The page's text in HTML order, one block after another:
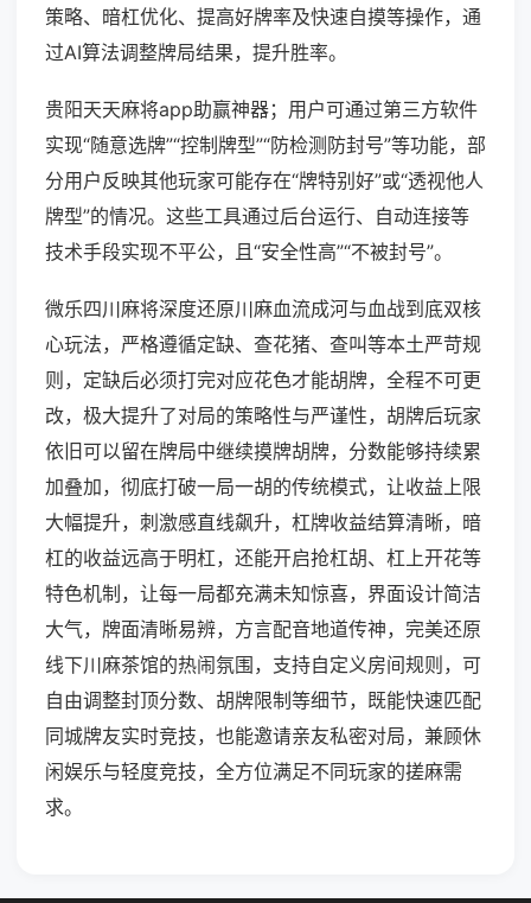
策略、暗杠优化、提高好牌率及快速自摸等操作，通
过AI算法调整牌局结果，提升胜率。
贵阳天天麻将app助赢神器；用户可通过第三方软件
实现“随意选牌”“控制牌型”“防检测防封号”等功能，部
分用户反映其他玩家可能存在“牌特别好”或“透视他人
牌型”的情况。这些工具通过后台运行、自动连接等
技术手段实现不平公，且“安全性高”“不被封号”。
微乐四川麻将深度还原川麻血流成河与血战到底双核
心玩法，严格遵循定缺、查花猪、查叫等本土严苛规
则，定缺后必须打完对应花色才能胡牌，全程不可更
改，极大提升了对局的策略性与严谨性，胡牌后玩家
依旧可以留在牌局中继续摸牌胡牌，分数能够持续累
加叠加，彻底打破一局一胡的传统模式，让收益上限
大幅提升，刺激感直线飙升，杠牌收益结算清晰，暗
杠的收益远高于明杠，还能开启抢杠胡、杠上开花等
特色机制，让每一局都充满未知惊喜，界面设计简洁
大气，牌面清晰易辨，方言配音地道传神，完美还原
线下川麻茶馆的热闹氛围，支持自定义房间规则，可
自由调整封顶分数、胡牌限制等细节，既能快速匹配
同城牌友实时竞技，也能邀请亲友私密对局，兼顾休
闲娱乐与轻度竞技，全方位满足不同玩家的搓麻需
求。